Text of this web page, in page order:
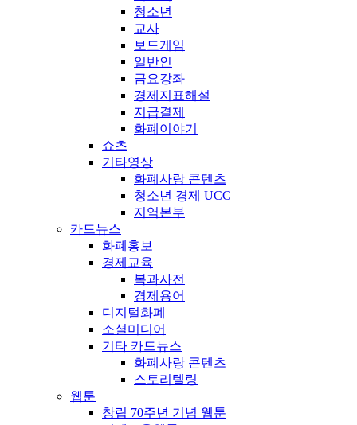
청소년
교사
보드게임
일반인
금요강좌
경제지표해설
지급결제
화폐이야기
쇼츠
기타영상
화폐사랑 콘텐츠
청소년 경제 UCC
지역본부
카드뉴스
화폐홍보
경제교육
복과사전
경제용어
디지털화폐
소셜미디어
기타 카드뉴스
화폐사랑 콘텐츠
스토리텔링
웹툰
창립 70주년 기념 웹툰